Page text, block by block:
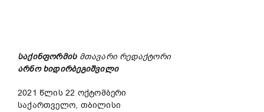
საქინფორმის მთავარი რედაქტორი
არნო ხიდირბეგიშვილი
2021 წლის 22 ოქტომბერი
საქართველო, თბილისი